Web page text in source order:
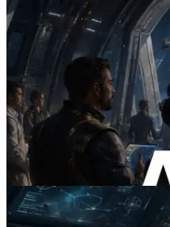
2026.07.04
ERPC เปิดตัว
— ยุคที่ AI Agent จ่
แบบ On Demand
อ่านบทความนี้